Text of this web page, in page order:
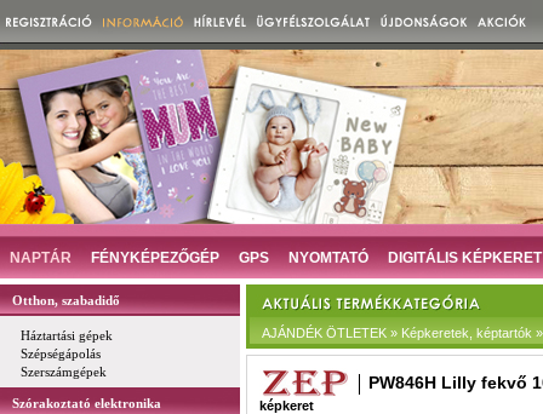
NAPTÁR FÉNYKÉPEZŐGÉP GPS NYOMTATÓ DIGITÁLIS KÉPKERET
Otthon, szabadidő
Háztartási gépek
Szépségápolás
Szerszámgépek
Szórakoztató elektronika
AJÁNDÉK ÖTLETEK » Képkeretek, képtartók
PW846H Lilly fekvő
képkeret